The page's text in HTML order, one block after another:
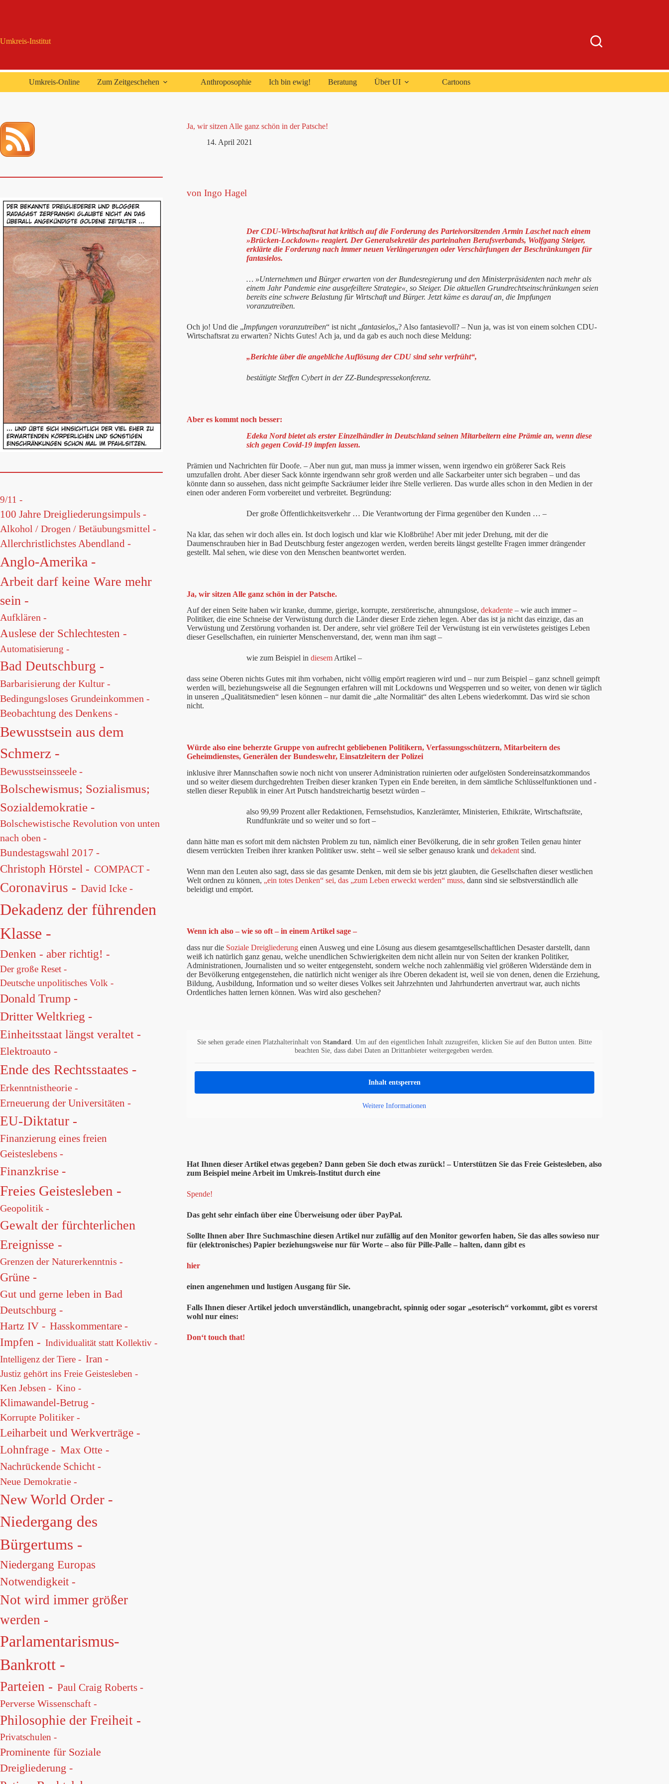
Umkreis-Institut
Umkreis-Online Zum Zeitgeschehen Anthroposophie Ich bin ewig! Beratung Über UI Cartoons
Ja, wir sitzen Alle ganz schön in der Patsche!
14. April 2021
von Ingo Hagel
Der CDU-Wirtschaftsrat hat kritisch auf die Forderung des Parteivorsitzenden Armin Laschet nach einem
»Brücken-Lockdown« reagiert. Der Generalsekretär des parteinahen Berufsverbands, Wolfgang Steiger,
erklärte die Forderung nach immer neuen Verlängerungen oder Verschärfungen der Beschränkungen für
fantasielos.
… »Unternehmen und Bürger erwarten von der Bundesregierung und den Ministerpräsidenten nach mehr als
einem Jahr Pandemie eine ausgefeiltere Strategie«, so Steiger. Die aktuellen Grundrechtseinschränkungen seien
bereits eine schwere Belastung für Wirtschaft und Bürger. Jetzt käme es darauf an, die Impfungen
voranzutreiben.
Och jo! Und die „Impfungen voranzutreiben“ ist nicht „fantasielos„? Also fantasievoll? – Nun ja, was ist von einem solchen CDU-
Wirtschaftsrat zu erwarten? Nichts Gutes! Ach ja, und da gab es auch noch diese Meldung:
„Berichte über die angebliche Auflösung der CDU sind sehr verfrüht“,
bestätigte Steffen Cybert in der ZZ-Bundespressekonferenz.
Aber es kommt noch besser:
Edeka Nord bietet als erster Einzelhändler in Deutschland seinen Mitarbeitern eine Prämie an, wenn diese
sich gegen Covid-19 impfen lassen.
Prämien und Nachrichten für Doofe. – Aber nun gut, man muss ja immer wissen, wenn irgendwo ein größerer Sack Reis
umzufallen droht. Aber dieser Sack könnte irgendwann sehr groß werden und alle Sackarbeiter unter sich begraben – und das
könnte dann so aussehen, dass nicht geimpfte Sackräumer leider ihre Stelle verlieren. Das wurde alles schon in den Medien in der
einen oder anderen Form vorbereitet und verbreitet. Begründung:
Der große Öffentlichkeitsverkehr … Die Verantwortung der Firma gegenüber den Kunden … –
Na klar, das sehen wir doch alles ein. Ist doch logisch und klar wie Kloßbrühe! Aber mit jeder Drehung, mit der die
Daumenschrauben hier in Bad Deutschburg fester angezogen werden, werden bereits längst gestellte Fragen immer drängender
gestellt. Mal sehen, wie diese von den Menschen beantwortet werden.
Ja, wir sitzen Alle ganz schön in der Patsche.
Auf der einen Seite haben wir kranke, dumme, gierige, korrupte, zerstörerische, ahnungslose, dekadente– wie auch immer –
Politiker, die eine Schneise der Verwüstung durch die Länder dieser Erde ziehen legen. Aber das ist ja nicht das einzige, das an
Verwüstung und Zerstörung vorhanden ist. Der andere, sehr viel größere Teil der Verwüstung ist ein verwüstetes geistiges Leben
dieser Gesellschaften, ein ruinierter Menschenverstand, der, wenn man ihm sagt –
wie zum Beispiel in diesemArtikel –
dass seine Oberen nichts Gutes mit ihm vorhaben, nicht völlig empört reagieren wird und – nur zum Beispiel – ganz schnell geimpft
werden will, beziehungsweise all die Segnungen erfahren will mit Lockdowns und Wegsperren und so weiter, von denen wir täglich
in unseren „Qualitätsmedien“ lesen können – nur damit die „alte Normalität“ des alten Lebens wiederkommt. Das wird sie schon
nicht.
Würde also eine beherzte Gruppe von aufrecht gebliebenen Politikern, Verfassungsschützern, Mitarbeitern des
Geheimdienstes, Generälen der Bundeswehr, Einsatzleitern der Polizei
inklusive ihrer Mannschaften sowie noch nicht von unserer Administration ruinierten oder aufgelösten Sondereinsatzkommandos
und so weiter diesem durchgedrehten Treiben dieser kranken Typen ein Ende bereiten, in dem sämtliche Schlüsselfunktionen und -
stellen dieser Republik in einer Art Putsch handstreichartig besetzt würden –
also 99,99 Prozent aller Redaktionen, Fernsehstudios, Kanzlerämter, Ministerien, Ethikräte, Wirtschaftsräte,
Rundfunkräte und so weiter und so fort –
dann hätte man es sofort mit dem nächsten Problem zu tun, nämlich einer Bevölkerung, die in sehr großen Teilen genau hinter
diesem verrückten Treiben ihrer kranken Politiker usw. steht – weil sie selber genauso krank und dekadentsind.
Wenn man den Leuten also sagt, dass sie das gesamte Denken, mit dem sie bis jetzt glaubten, die Gesellschaften dieser westlichen
Welt ordnen zu können, „ein totes Denken“ sei, das „zum Leben erweckt werden“ muss, dann sind sie selbstverständlich alle
beleidigt und empört.
Wenn ich also – wie so oft – in einem Artikel sage –
dass nur die Soziale Dreigliederungeinen Ausweg und eine Lösung aus diesem gesamtgesellschaftlichen Desaster darstellt, dann
weiß ich natürlich ganz genau, welche unendlichen Schwierigkeiten dem nicht allein nur von Seiten der kranken Politiker,
Administrationen, Journalisten und so weiter entgegensteht, sondern welche noch zahlenmäßig viel größeren Widerstände dem in
der Bevölkerung entgegenstehen, die natürlich nicht weniger als ihre Oberen dekadent ist, weil sie von denen, denen die Erziehung,
Bildung, Ausbildung, Information und so weiter dieses Volkes seit Jahrzehnten und Jahrhunderten anvertraut war, auch nichts
Ordentliches hatten lernen können. Was wird also geschehen?
Sie sehen gerade einen Platzhalterinhalt von Standard
. Um auf den eigentlichen Inhalt zuzugreifen, klicken Sie auf den Button unten. Bitte
beachten Sie, dass dabei Daten an Drittanbieter weitergegeben werden.
Inhalt entsperren
Weitere Informationen
Hat Ihnen dieserArtikel etwas gegeben? Dann geben Sie doch etwas zurück! – Unterstützen Sie das Freie Geistesleben, also
zum Beispiel meine Arbeit im Umkreis-Institut durch eine
Spende!
Das geht sehr einfach über eine Überweisung oder über PayPal.
Sollte Ihnen aber Ihre Suchmaschine diesen Artikel nur zufällig auf den Monitor geworfen haben, Sie das alles sowieso nur
für (elektronisches) Papier beziehungsweise nur für Worte – also für Pille-Palle – halten, dann gibt es
hier
einen angenehmen und lustigen Ausgang für Sie.
Falls Ihnen dieser Artikel jedoch unverständlich, unangebracht, spinnig oder sogar „esoterisch“ vorkommt, gibt es vorerst
wohl nur eines:
Don‘t touch that!
9/11 -
100 Jahre Dreigliederungsimpuls -
Alkohol / Drogen / Betäubungsmittel -
Allerchristlichstes Abendland -
Anglo-Amerika -
Arbeit darf keine Ware mehr
sein -
Aufklären -
Auslese der Schlechtesten -
Automatisierung -
Bad Deutschburg -
Barbarisierung der Kultur -
Bedingungsloses Grundeinkommen -
Beobachtung des Denkens -
Bewusstsein aus dem
Schmerz -
Bewusstseinsseele -
Bolschewismus; Sozialismus;
Sozialdemokratie -
Bolschewistische Revolution von unten
nach oben -
Bundestagswahl 2017 -
Christoph Hörstel - COMPACT -
Coronavirus - David Icke -
Dekadenz der führenden
Klasse -
Denken - aber richtig! -
Der große Reset -
Deutsche unpolitisches Volk -
Donald Trump -
Dritter Weltkrieg -
Einheitsstaat längst veraltet -
Elektroauto -
Ende des Rechtsstaates -
Erkenntnistheorie -
Erneuerung der Universitäten -
EU-Diktatur -
Finanzierung eines freien
Geisteslebens -
Finanzkrise -
Freies Geistesleben -
Geopolitik -
Gewalt der fürchterlichen
Ereignisse -
Grenzen der Naturerkenntnis -
Grüne -
Gut und gerne leben in Bad
Deutschburg -
Hartz IV - Hasskommentare -
Impfen - Individualität statt Kollektiv -
Intelligenz der Tiere - Iran -
Justiz gehört ins Freie Geistesleben -
Ken Jebsen - Kino -
Klimawandel-Betrug -
Korrupte Politiker -
Leiharbeit und Werkverträge -
Lohnfrage - Max Otte -
Nachrückende Schicht -
Neue Demokratie -
New World Order -
Niedergang des
Bürgertums -
Niedergang Europas
Notwendigkeit -
Not wird immer größer
werden -
Parlamentarismus-
Bankrott -
Parteien - Paul Craig Roberts -
Perverse Wissenschaft -
Philosophie der Freiheit -
Privatschulen -
Prominente für Soziale
Dreigliederung -